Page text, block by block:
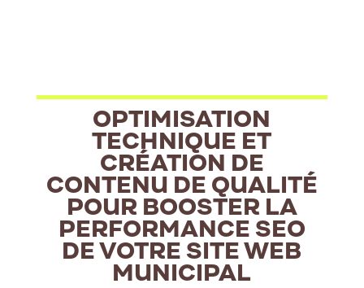
OPTIMISATION
TECHNIQUE ET
CRÉATION DE
CONTENU DE QUALITÉ
POUR BOOSTER LA
PERFORMANCE SEO
DE VOTRE SITE WEB
MUNICIPAL